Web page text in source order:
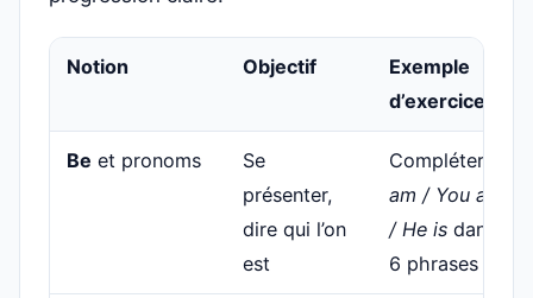
Notion Objectif
Exemple
d’exercice
Be et pronoms
Se
présenter,
dire qui l’on
est
Compléter
am / You are
/ He is dans
6 phrases